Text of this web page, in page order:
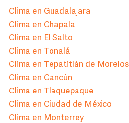
Clima en Guadalajara
Clima en Chapala
Clima en El Salto
Clima en Tonalá
Clima en Tepatitlán de Morelos
Clima en Cancún
Clima en Tlaquepaque
Clima en Ciudad de México
Clima en Monterrey